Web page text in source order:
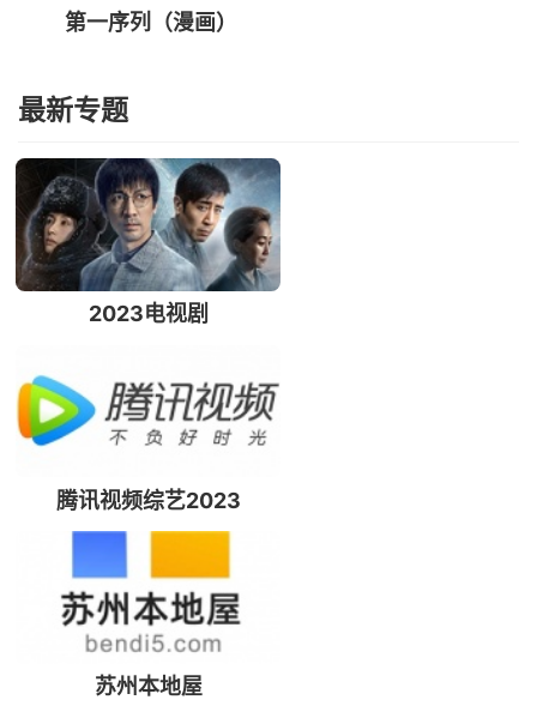
第一序列（漫画）
最新专题
2023电视剧
腾讯视频综艺2023
苏州本地屋